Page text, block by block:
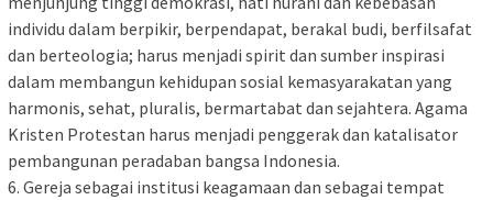
individu dalam berpikir, berpendapat, berakal budi, berfilsafat
dan berteologia; harus menjadi spirit dan sumber inspirasi
dalam membangun kehidupan sosial kemasyarakatan yang
harmonis, sehat, pluralis, bermartabat dan sejahtera. Agama
Kristen Protestan harus menjadi penggerak dan katalisator
pembangunan peradaban bangsa Indonesia.
6. Gereja sebagai institusi keagamaan dan sebagai tempat